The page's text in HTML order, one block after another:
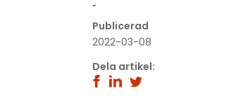
´
Publicerad
2022-03-08
Dela artikel: